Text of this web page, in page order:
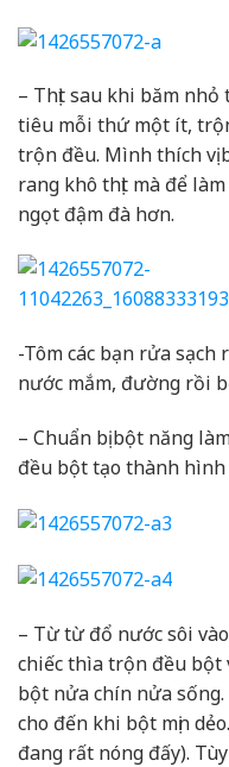
– Thịt sau khi băm nhỏ
tiêu mỗi thứ một ít,
trộn đều. Mình thích vị
rang khô thịt mà để
ngọt đậm đà hơn.
-Tôm các bạn rửa sạch
nước mắm, đường rồi
– Chuẩn bị bột năng
đều bột tạo thành
– Từ từ đổ nước sôi
chiếc thìa trộn đều bột
bột nửa chín nửa
cho đến khi bột mịn
đang rất nóng đấy).